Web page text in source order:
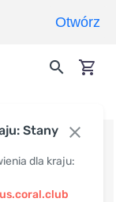
Stany
dla kraju:
us.coral.club
Otwórz